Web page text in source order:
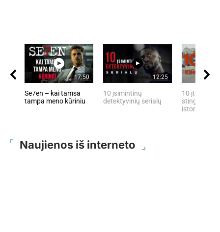
17:50
Se7en – kai tamsa
tampa meno kūriniu
12:25
10 įsimintinų
detektyvinių serialų
10 įtemptų,
stingdančių
istorijų
Naujienos iš interneto